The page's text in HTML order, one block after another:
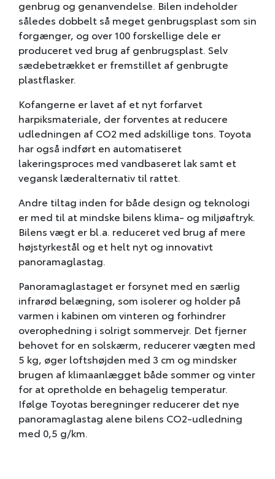
genbrug og genanvendelse. Bilen indeholder
således dobbelt så meget genbrugsplast som sin
forgænger, og over 100 forskellige dele er
produceret ved brug af genbrugsplast. Selv
sædebetrækket er fremstillet af genbrugte
plastflasker.
Kofangerne er lavet af et nyt forfarvet
harpiksmateriale, der forventes at reducere
udledningen af CO2 med adskillige tons. Toyota
har også indført en automatiseret
lakeringsproces med vandbaseret lak samt et
vegansk læderalternativ til rattet.
Andre tiltag inden for både design og teknologi
er med til at mindske bilens klima- og miljøaftryk.
Bilens vægt er bl.a. reduceret ved brug af mere
højstyrkestål og et helt nyt og innovativt
panoramaglastag.
Panoramaglastaget er forsynet med en særlig
infrarød belægning, som isolerer og holder på
varmen i kabinen om vinteren og forhindrer
overophedning i solrigt sommervejr. Det fjerner
behovet for en solskærm, reducerer vægten med
5 kg, øger loftshøjden med 3 cm og mindsker
brugen af klimaanlægget både sommer og vinter
for at opretholde en behagelig temperatur.
Ifølge Toyotas beregninger reducerer det nye
panoramaglastag alene bilens CO2-udledning
med 0,5 g/km.